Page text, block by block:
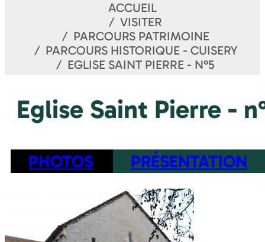
ACCUEIL
VISITER
PARCOURS PATRIMOINE
PARCOURS HISTORIQUE - CUISERY
EGLISE SAINT PIERRE - N°5
Eglise Saint Pierre -
PHOTOS PRÉSENTATION